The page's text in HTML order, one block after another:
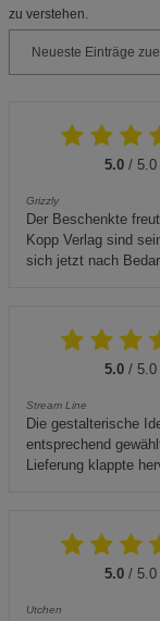
zu verstehen.
5.0 / 5.0
Grizzly
Der Beschenkte
Kopp Verlag sind
sich jetzt nach
5.0 / 5.0
Stream Line
Die gestalterische
entsprechend
Lieferung klappte
5.0 / 5.0
Utchen